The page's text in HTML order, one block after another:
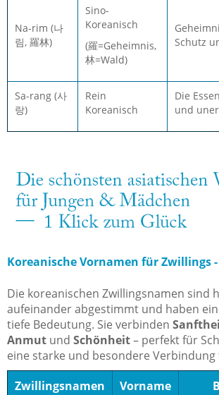
Na-rim (나
림, 羅林)
Sino-
Koreanisch
(羅=Geheimnis,
林=Wald)
Schutz
Sa-rang (사
랑)
Rein
Koreanisch
Die
und
Koreanische Vornamen für Zwillings
Die koreanischen Zwillingsnamen sind
aufeinander abgestimmt und haben
tiefe Bedeutung. Sie verbinden
Anmut und Schönheit– perfekt für
eine starke und besondere Verbindung
Zwillingsnamen
Vorname